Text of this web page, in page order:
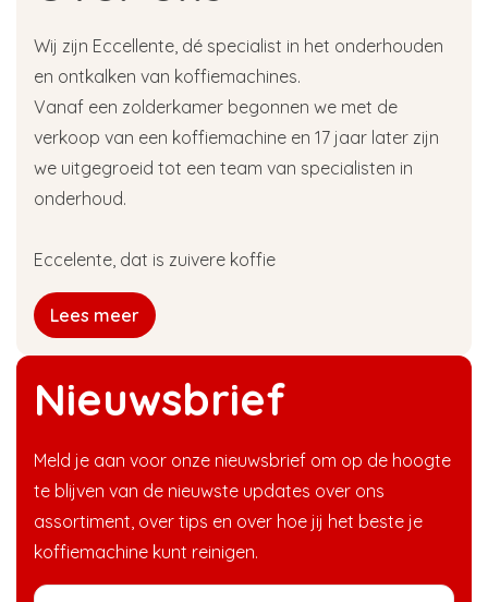
Nieuwsbrief
Meld je aan voor onze nieuwsbrief om op de hoogte
te blijven van de nieuwste updates over ons
assortiment, over tips en over hoe jij het beste je
koffiemachine kunt reinigen.
Wij zijn Eccellente, dé specialist in het onderhouden
en ontkalken van koffiemachines.
Vanaf een zolderkamer begonnen we met de
verkoop van een koffiemachine en 17 jaar later zijn
we uitgegroeid tot een team van specialisten in
onderhoud.
Eccelente, dat is zuivere koffie
Lees meer